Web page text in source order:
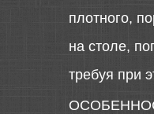
плотного,
на столе,
требуя при